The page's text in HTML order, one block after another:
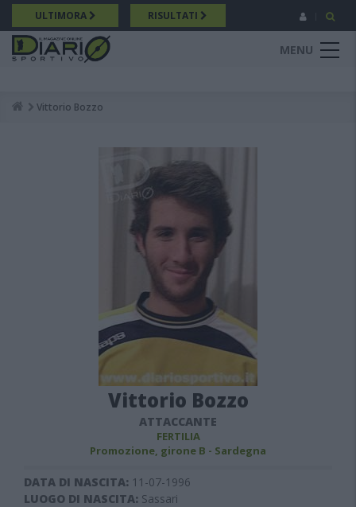
Salta
al
contenuto
principale
ULTIMORA RISULTATI
MENU
Breadcrumb
Vittorio Bozzo
Vittorio Bozzo
ATTACCANTE
FERTILIA
Promozione, girone B - Sardegna
DATA DI NASCITA: 11-07-1996
LUOGO DI NASCITA: Sassari